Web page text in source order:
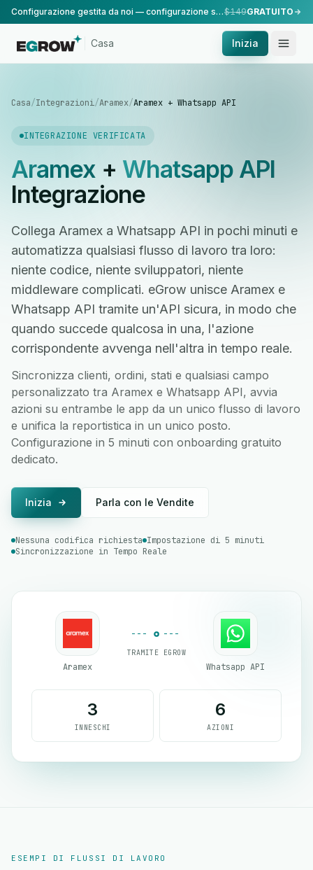
Configurazione gestita da noi — configurazione standard, eseguita dal nostro team.$149GRATUITO
Casa Inizia
Casa/Integrazioni/Aramex/Aramex + Whatsapp API
INTEGRAZIONE VERIFICATA
Aramex+ Whatsapp API
Integrazione
Collega Aramex a Whatsapp API in pochi minuti e
automatizza qualsiasi flusso di lavoro tra loro:
niente codice, niente sviluppatori, niente
middleware complicati. eGrow unisce Aramex e
Whatsapp API tramite un'API sicura, in modo che
quando succede qualcosa in una, l'azione
corrispondente avvenga nell'altra in tempo reale.
Sincronizza clienti, ordini, stati e qualsiasi campo
personalizzato tra Aramex e Whatsapp API, avvia
azioni su entrambe le app da un unico flusso di lavoro
e unifica la reportistica in un unico posto.
Configurazione in 5 minuti con onboarding gratuito
dedicato.
Inizia Parla con le Vendite
Nessuna codifica richiesta Impostazione di 5 minuti
Sincronizzazione in Tempo Reale
Aramex
TRAMITE EGROW
Whatsapp API
3
INNESCHI
6
AZIONI
ESEMPI DI FLUSSI DI LAVORO